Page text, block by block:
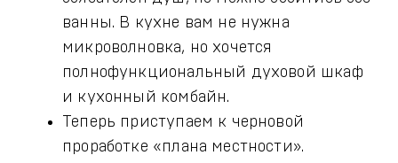
ванны. В кухне вам не нужна
микроволновка, но хочется
полнофункциональный духовой шкаф
и кухонный комбайн.
Теперь приступаем к черновой
проработке «плана местности».